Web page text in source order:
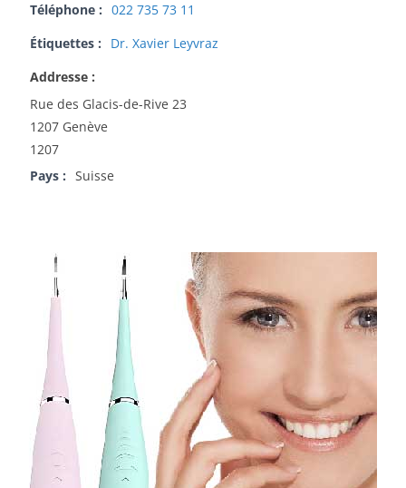
Téléphone : 022 735 73 11
Étiquettes :
Dr. Xavier Leyvraz
Addresse :
Rue des Glacis-de-Rive 23
1207 Genève
1207
Pays : Suisse